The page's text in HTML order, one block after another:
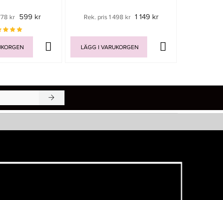
kr 599 kr Rek. pris 1 498 kr 1 149 kr
LÄGG I VARUKORGEN